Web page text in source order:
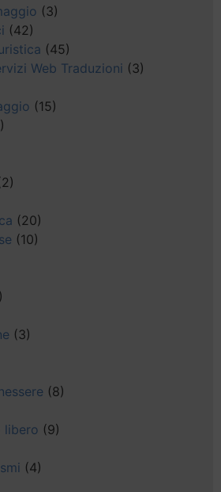
(3)
(42)
(45)
Web Traduzioni (3)
(15)
(20)
(10)
(3)
(8)
libero (9)
(4)